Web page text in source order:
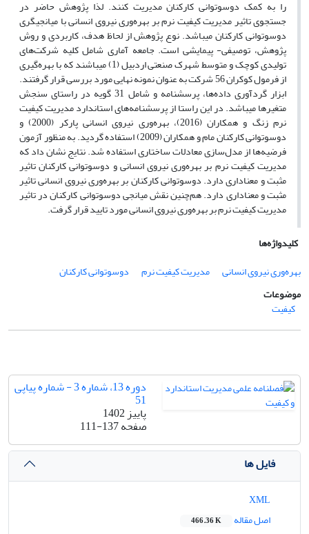
را به کمک دوسوتوانی کارکنان مدیریت کنند. لذا پژوهش حاضر در
جستجوی تاثیر مدیریت کیفیت نرم بر بهره‌وری نیروی انسانی با میانجیگری
دوسوتوانی کارکنان میباشد. نوع پژوهش از لحاظ هدف، کاربردی و روش
پژوهش، توصیفی- پیمایشی است. جامعه آماری شامل کلیه شرکت‌های
تولیدی کوچک و متوسط شهرک صنعتی اردبیل (1) میباشند که با بهره‌گیری
از فرمول کوکران 56 شرکت به عنوان نمونه نهایی مورد بررسی قرار گرفتند.
ابزار گردآوری داده‌ها، پرسشنامه و شامل 31 گویه در راستای سنجش
متغیرها میباشد. در این راستا از پرسشنامه‌های استاندارد مدیریت کیفیت
نرم زنگ و همکاران (2016)، بهره‌وری نیروی انسانی پارکر (2000) و
دوسوتوانی کارکنان مام و همکاران (2009) استفاده گردید. به منظور آزمون
فرضیه‌ها از مدل‌سازی معادلات ساختاری استفاده شد. نتایج نشان داد که
مدیریت کیفیت نرم بر بهره‌وری نیروی انسانی و دوسوتوانی کارکنان تاثیر
مثبت و معناداری دارد. دوسوتوانی کارکنان بر بهره‌وری نیروی انسانی تاثیر
مثبت و معناداری دارد. هم‌چنین نقش میانجی دوسوتوانی کارکنان در تاثیر
مدیریت کیفیت نرم بر بهره‌وری نیروی انسانی مورد تایید قرار گرفت.
کلیدواژه‌ها
بهره‌وری نیروی انسانی
مدیریت کیفیت نرم
دوسوتوانی کارکنان
موضوعات
کیفیت
دوره 13، شماره 3 - شماره پیاپی
51
پاییز 1402
صفحه111-137
فایل ها
اصل مقاله
466.36 K